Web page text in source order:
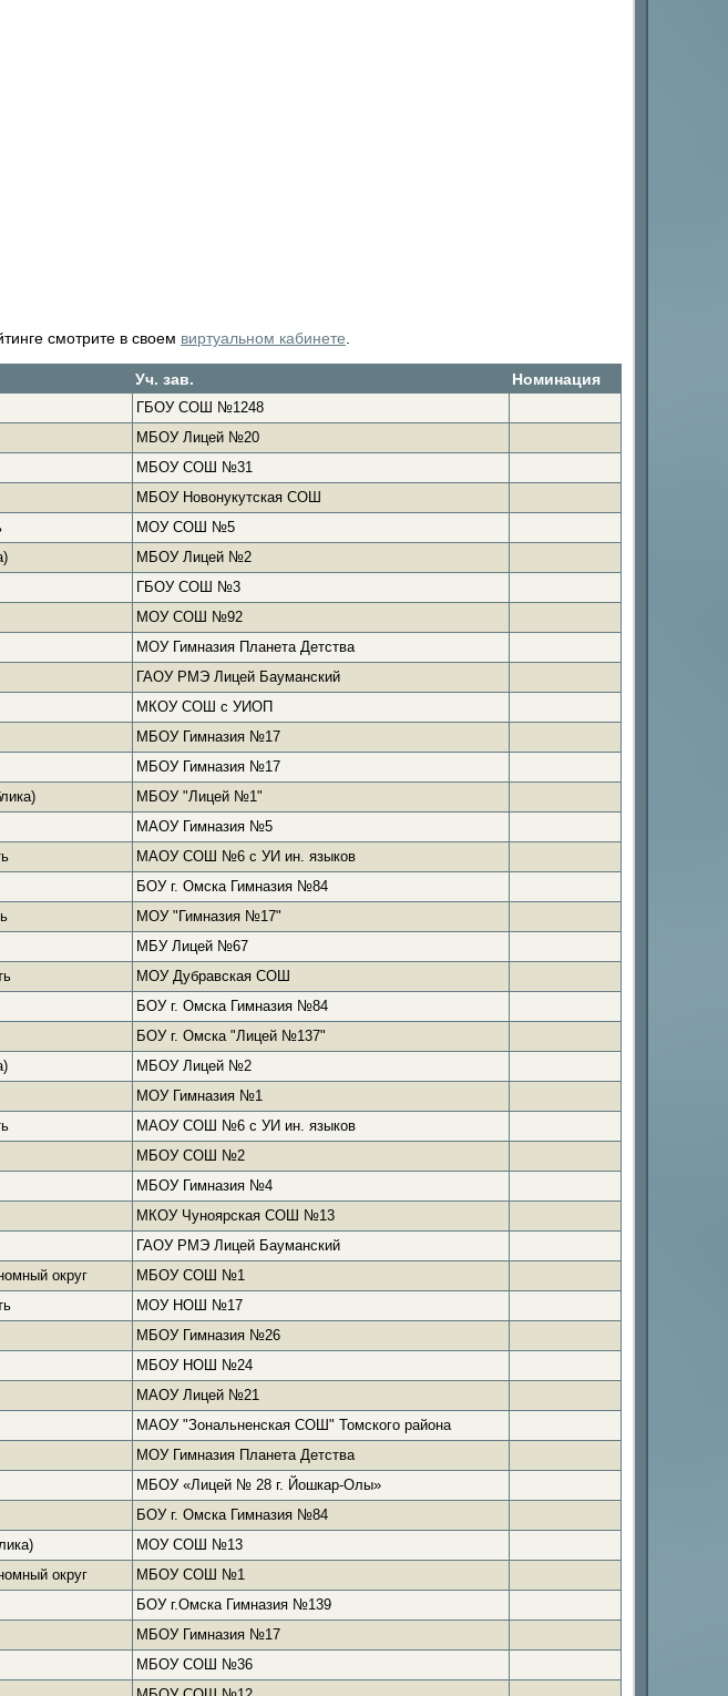
смотрите в своем виртуальном кабинете
Уч. зав. Номинация
ГБОУ СОШ №1248
МБОУ Лицей №20
МБОУ СОШ №31
МБОУ Новонукутская СОШ
МОУ СОШ №5
МБОУ Лицей №2
ГБОУ СОШ №3
МОУ СОШ №92
МОУ Гимназия Планета Детства
ГАОУ РМЭ Лицей Бауманский
МКОУ СОШ с УИОП
МБОУ Гимназия №17
МБОУ Гимназия №17
МБОУ "Лицей №1"
МАОУ Гимназия №5
МАОУ СОШ №6 с УИ ин. языков
БОУ г. Омска Гимназия №84
МОУ "Гимназия №17"
МБУ Лицей №67
МОУ Дубравская СОШ
БОУ г. Омска Гимназия №84
БОУ г. Омска "Лицей №137"
МБОУ Лицей №2
МОУ Гимназия №1
МАОУ СОШ №6 с УИ ин. языков
МБОУ СОШ №2
МБОУ Гимназия №4
МКОУ Чуноярская СОШ №13
ГАОУ РМЭ Лицей Бауманский
округ
МБОУ СОШ №1
МОУ НОШ №17
МБОУ Гимназия №26
МБОУ НОШ №24
МАОУ Лицей №21
МАОУ "Зональненская СОШ" Томского района
МОУ Гимназия Планета Детства
МБОУ «Лицей № 28 г. Йошкар-Олы»
БОУ г. Омска Гимназия №84
МОУ СОШ №13
округ
МБОУ СОШ №1
БОУ г.Омска Гимназия №139
МБОУ Гимназия №17
МБОУ СОШ №36